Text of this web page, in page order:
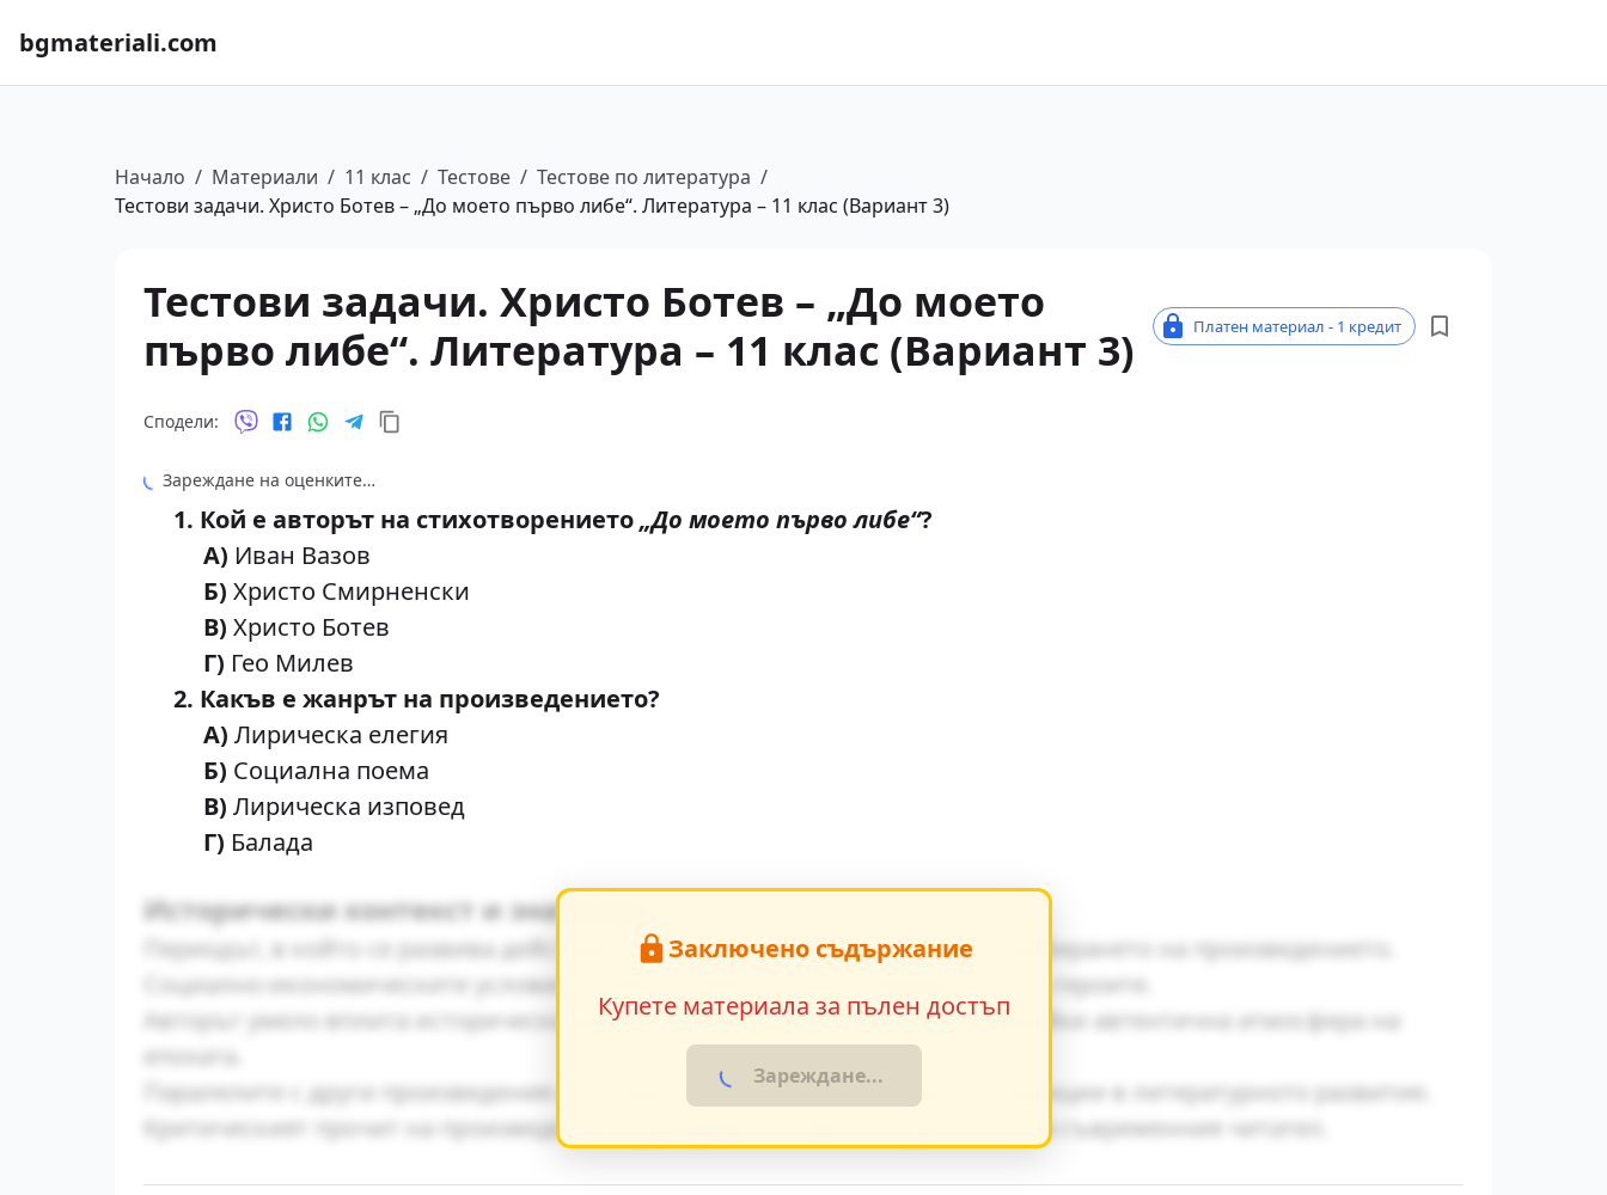
bgmateriali.com
Начало / Материали / 11 клас / Тестове / Тестове по литература /
Тестови задачи. Христо Ботев – „До моето първо либе“. Литература – 11 клас (Вариант 3)
Тестови задачи. Христо Ботев – „До моето
първо либе“. Литература – 11 клас (Вариант 3)
Платен материал - 1 кредит
Сподели:
Зареждане на оценките…
1. Кой е авторът на стихотворението„До моето първо либе“?
А) Иван Вазов
Б) Христо Смирненски
В) Христо Ботев
Г) Гео Милев
2. Какъв е жанрът на произведението?
А) Лирическа елегия
Б) Социална поема
В) Лирическа изповед
Г) Балада
Исторически контекст и значение
Периодът, в който се развива действието, е от съществено значение за разбирането на произведението.
Социално-икономическите условия оказват влияние върху поведението на героите.
Авторът умело вплита исторически факти в художествения разказ, създавайки автентична атмосфера на
епохата.
Паралелите с други произведения от същия период показват общите тенденции в литературното развитие.
Критическият прочит на произведението разкрива неговата актуалност и за съвременния читател.
Заключено съдържание
Купете материала за пълен достъп
Зареждане...